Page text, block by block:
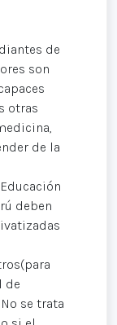
de
son
otras
de la
deben
de
se trata